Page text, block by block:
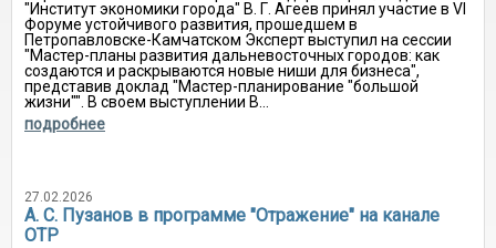
"Институт экономики города" В. Г. Агеев принял участие в VI
Форуме устойчивого развития, прошедшем в
Петропавловске-Камчатском Эксперт выступил на сессии
"Мастер-планы развития дальневосточных городов: как
создаются и раскрываются новые ниши для бизнеса",
представив доклад "Мастер-планирование "большой
жизни"". В своем выступлении В...
подробнее
27.02.2026
А. С. Пузанов в программе "Отражение" на канале
ОТР